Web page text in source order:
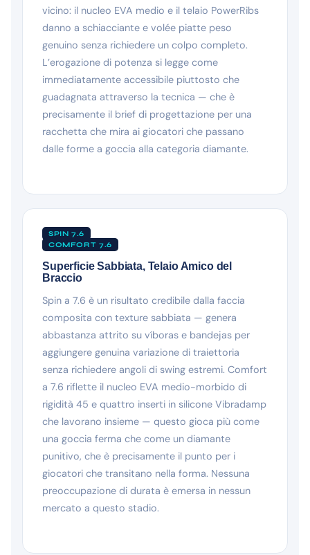
vicino: il nucleo EVA medio e il telaio PowerRibs
danno a schiacciante e volée piatte peso
genuino senza richiedere un colpo completo.
L’erogazione di potenza si legge come
immediatamente accessibile piuttosto che
guadagnata attraverso la tecnica — che è
precisamente il brief di progettazione per una
racchetta che mira ai giocatori che passano
dalle forme a goccia alla categoria diamante.
SPIN 7.6
COMFORT 7.6
Superficie Sabbiata, Telaio Amico del
Braccio
Spin a 7.6 è un risultato credibile dalla faccia
composita con texture sabbiata — genera
abbastanza attrito su víboras e bandejas per
aggiungere genuina variazione di traiettoria
senza richiedere angoli di swing estremi. Comfort
a 7.6 riflette il nucleo EVA medio-morbido di
rigidità 45 e quattro inserti in silicone Vibradamp
che lavorano insieme — questo gioca più come
una goccia ferma che come un diamante
punitivo, che è precisamente il punto per i
giocatori che transitano nella forma. Nessuna
preoccupazione di durata è emersa in nessun
mercato a questo stadio.